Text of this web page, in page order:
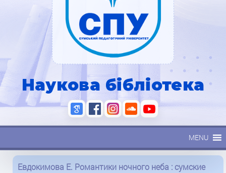
Наукова бібліотека
MENU
Евдокимова Е. Романтики ночного неба : сумские